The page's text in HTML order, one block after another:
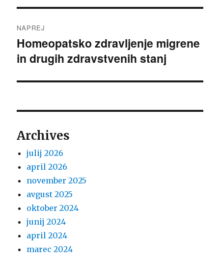
prispevka
NAPREJ
Naslednji
prispevek:
Homeopatsko zdravljenje migrene
in drugih zdravstvenih stanj
Archives
julij 2026
april 2026
november 2025
avgust 2025
oktober 2024
junij 2024
april 2024
marec 2024